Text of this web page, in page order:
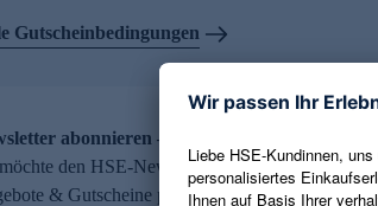
Gutscheinbedingungen
abonnieren – 10 € Gutschein erhalten
den HSE-Newsletter abonnieren und
& Gutscheine per E-Mail erhalten. Als